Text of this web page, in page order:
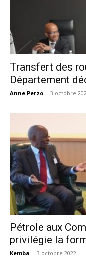
Transfert des
Département
Anne Perzo - 3 octobre
Pétrole aux
privilégie la
Kemba - 3 octobre 2022